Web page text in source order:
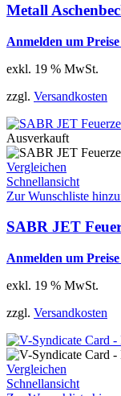
Metall
Anmelden um Preise
exkl. 19 % MwSt.
zzgl. Versandkosten
Ausverkauft
Vergleichen
Schnellansicht
Zur Wunschliste
SABR JET
Anmelden um Preise
exkl. 19 % MwSt.
zzgl. Versandkosten
Vergleichen
Schnellansicht